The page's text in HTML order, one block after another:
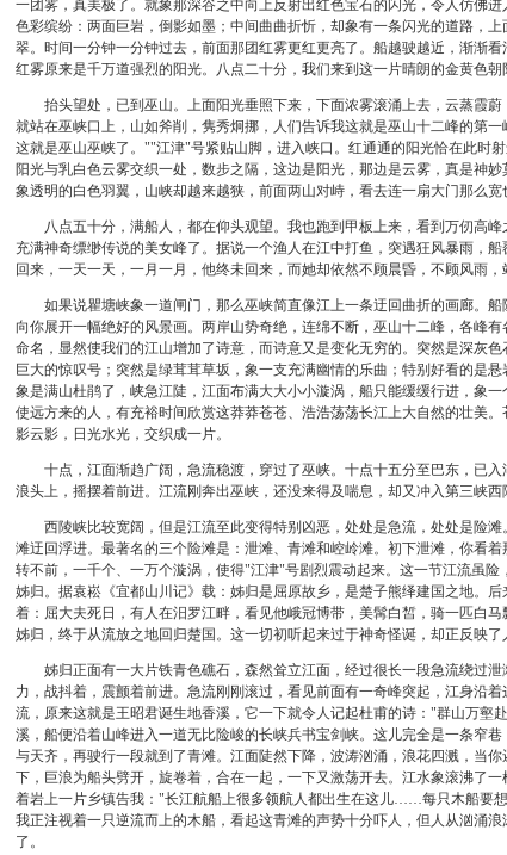
一团雾，真美极了。就象那深谷之中向上反射出红色宝石的闪光，令人仿佛
色彩缤纷：两面巨岩，倒影如墨；中间曲曲折忻，却象有一条闪光的道路，
翠。时间一分钟一分钟过去，前面那团红雾更红更亮了。船越驶越近，渐渐
红雾原来是千万道强烈的阳光。八点二十分，我们来到这一片晴朗的金黄色朝
抬头望处，已到巫山。上面阳光垂照下来，下面浓雾滚涌上去，云蒸霞蔚
就站在巫峡口上，山如斧削，隽秀炯挪，人们告诉我这就是巫山十二峰的第
这就是巫山巫峡了。""江津"号紧贴山脚，进入峡口。红通通的阳光恰在此时
阳光与乳白色云雾交织一处，数步之隔，这边是阳光，那边是云雾，真是神
象透明的白色羽翼，山峡却越来越狭，前面两山对峙，看去连一扇大门那么宽
八点五十分，满船人，都在仰头观望。我也跑到甲板上来，看到万仞高峰
充满神奇缥缈传说的美女峰了。据说一个渔人在江中打鱼，突遇狂风暴雨，
回来，一天一天，一月一月，他终未回来，而她却依然不顾晨昏，不顾风雨
如果说瞿塘峡象一道闸门，那么巫峡简直像江上一条迂回曲折的画廊。船
向你展开一幅绝好的风景画。两岸山势奇绝，连绵不断，巫山十二峰，各峰
命名，显然使我们的江山增加了诗意，而诗意又是变化无穷的。突然是深灰
巨大的惊叹号；突然是绿茸茸草坂，象一支充满幽情的乐曲；特别好看的是
象是满山杜鹃了，峡急江陡，江面布满大大小小漩涡，船只能缓缓行进，象
使远方来的人，有充裕时间欣赏这莽莽苍苍、浩浩荡荡长江上大自然的壮美
影云影，日光水光，交织成一片。
十点，江面渐趋广阔，急流稳渡，穿过了巫峡。十点十五分至巴东，已入
浪头上，摇摆着前进。江流刚奔出巫峡，还没来得及喘息，却又冲入第三峡西
西陵峡比较宽阔，但是江流至此变得特别凶恶，处处是急流，处处是险滩
滩迂回浮进。最著名的三个险滩是：泄滩、青滩和崆岭滩。初下泄滩，你看
转不前，一千个、一万个漩涡，使得"江津"号剧烈震动起来。这一节江流虽险
姊归。据袁崧《宜都山川记》载：姊归是屈原故乡，是楚子熊绎建国之地。
着：屈大夫死日，有人在汨罗江畔，看见他峨冠博带，美髯白皙，骑一匹白
姊归，终于从流放之地回归楚国。这一切初听起来过于神奇怪诞，却正反映了
姊归正面有一大片铁青色礁石，森然耸立江面，经过很长一段急流绕过泄
力，战抖着，震颤着前进。急流刚刚滚过，看见前面有一奇峰突起，江身沿
流，原来这就是王昭君诞生地香溪，它一下就令人记起杜甫的诗："群山万壑
溪，船便沿着山峰进入一道无比险峻的长峡兵书宝剑峡。这儿完全是一条窄
与天齐，再驶行一段就到了青滩。江面陡然下降，波涛汹涌，浪花四溅，当
下，巨浪为船头劈开，旋卷着，合在一起，一下又激荡开去。江水象滚沸了
着岩上一片乡镇告我："长江航船上很多领航人都出生在这儿……每只木船要
我正注视着一只逆流而上的木船，看起这青滩的声势十分吓人，但人从汹涌
了。